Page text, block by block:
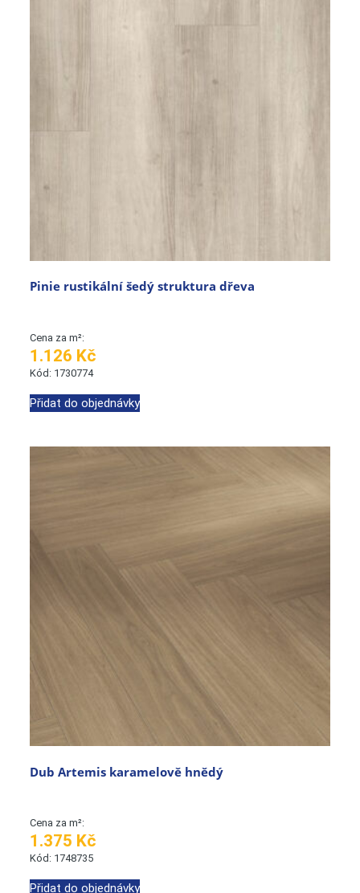
Pinie rustikální šedý struktura dřeva
Cena za m²:
1.126 Kč
Kód: 1730774
Přidat do objednávky
Dub Artemis karamelově hnědý
Cena za m²:
1.375 Kč
Kód: 1748735
Přidat do objednávky